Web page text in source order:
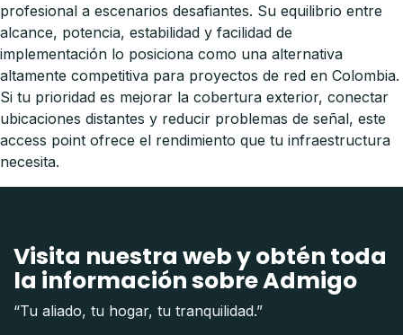
profesional a escenarios desafiantes. Su equilibrio entre
alcance, potencia, estabilidad y facilidad de
implementación lo posiciona como una alternativa
altamente competitiva para proyectos de red en Colombia.
Si tu prioridad es mejorar la cobertura exterior, conectar
ubicaciones distantes y reducir problemas de señal, este
access point ofrece el rendimiento que tu infraestructura
necesita.
Visita nuestra web y obtén toda
la información sobre Admigo
“Tu aliado, tu hogar, tu tranquilidad.”